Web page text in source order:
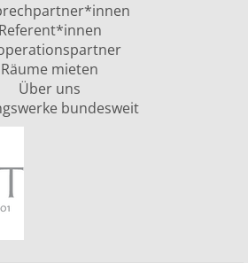
Referent*innen
Räume mieten
Über uns
bundesweit